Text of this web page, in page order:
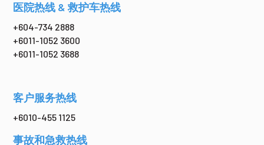
医院热线 & 救护车热线
+604-734 2888
+6011-1052 3600
+6011-1052 3688
客户服务热线
+6010-455 1125
事故和急救热线